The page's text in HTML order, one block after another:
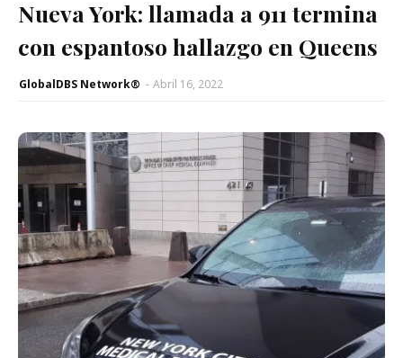
Nueva York: llamada a 911 termina
con espantoso hallazgo en Queens
GlobalDBS Network® - Abril 16, 2022